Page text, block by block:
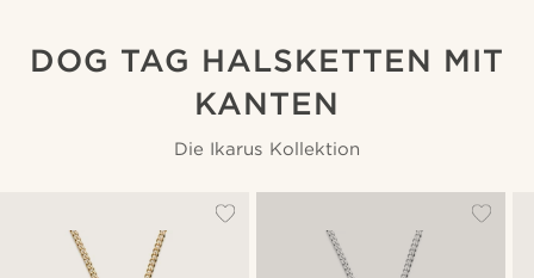
DOG TAG HALSKETTEN MIT
KANTEN
Die Ikarus Kollektion